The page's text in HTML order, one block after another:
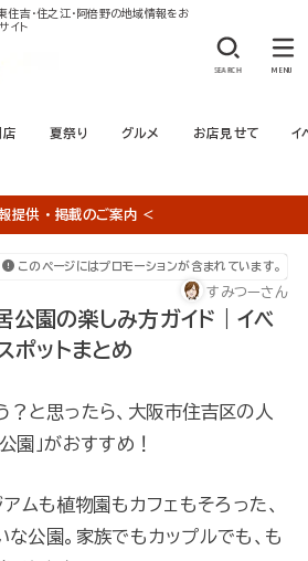
吉・住之江・阿倍野の地域情報をお
イト
店 夏祭り グルメ お店見せて イ
SEARCH MENU
提供 ・ 掲載のご案内 ＜
このページにはプロモーションが含まれています。
すみつーさん
公園の楽しみ方ガイド｜イベ
ポットまとめ
？と思ったら、大阪市住吉区の人
園」がおすすめ！
アムも植物園もカフェもそろった、
公園。家族でもカップルでも、も